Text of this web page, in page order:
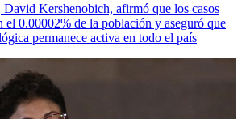
David Kershenobich, afirmó que los casos
el 0.00002% de la población y aseguró que
permanece activa en todo el país